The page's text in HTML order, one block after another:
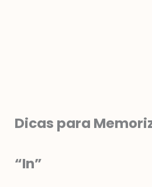
Dicas para
“In”